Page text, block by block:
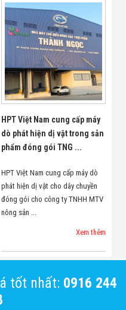
HPT Việt Nam cung cấp máy
dò phát hiện dị vật trong sản
phẩm đóng gói TNG ...
HPT Việt Nam cung cấp máy dò
phát hiện dị vật cho dây chuyền
đóng gói cho công ty TNHH MTV
nông sản ...
Xem thêm
tốt nhất: 0916 244